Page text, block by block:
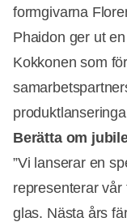
formgivarna
Phaidon ger ut
Kokkonen som
Berätta om
”Vi lanserar en
representerar
glas. Nästa års